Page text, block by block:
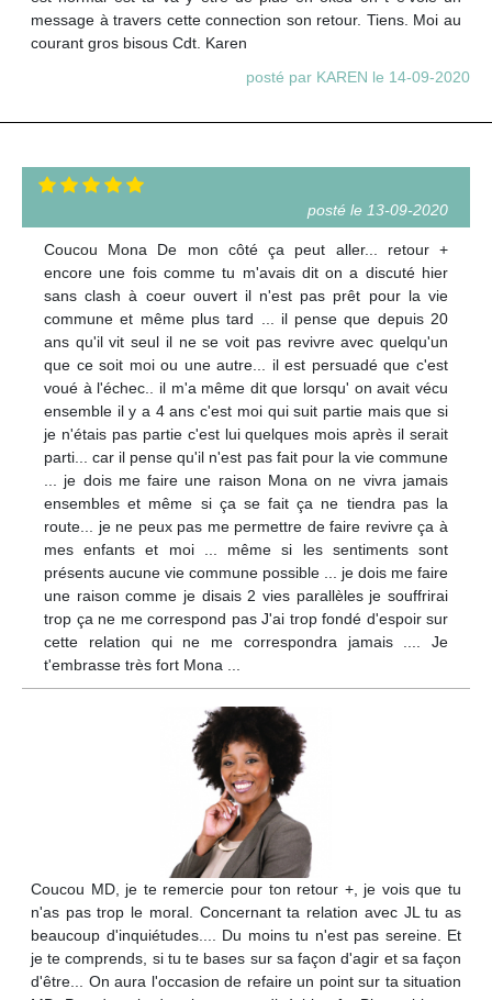
message à travers cette connection son retour. Tiens. Moi au
courant gros bisous Cdt. Karen
posté par KAREN le 14-09-2020
posté le 13-09-2020
Coucou Mona De mon côté ça peut aller... retour +
encore une fois comme tu m'avais dit on a discuté hier
sans clash à coeur ouvert il n'est pas prêt pour la vie
commune et même plus tard ... il pense que depuis 20
ans qu'il vit seul il ne se voit pas revivre avec quelqu'un
que ce soit moi ou une autre... il est persuadé que c'est
voué à l'échec.. il m'a même dit que lorsqu' on avait vécu
ensemble il y a 4 ans c'est moi qui suit partie mais que si
je n'étais pas partie c'est lui quelques mois après il serait
parti... car il pense qu'il n'est pas fait pour la vie commune
... je dois me faire une raison Mona on ne vivra jamais
ensembles et même si ça se fait ça ne tiendra pas la
route... je ne peux pas me permettre de faire revivre ça à
mes enfants et moi ... même si les sentiments sont
présents aucune vie commune possible ... je dois me faire
une raison comme je disais 2 vies parallèles je souffrirai
trop ça ne me correspond pas J'ai trop fondé d'espoir sur
cette relation qui ne me correspondra jamais .... Je
t'embrasse très fort Mona ...
Coucou MD, je te remercie pour ton retour +, je vois que tu
n'as pas trop le moral. Concernant ta relation avec JL tu as
beaucoup d'inquiétudes.... Du moins tu n'est pas sereine. Et
je te comprends, si tu te bases sur sa façon d'agir et sa façon
d'être... On aura l'occasion de refaire un point sur ta situation